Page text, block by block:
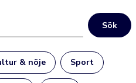
Sök
& nöje Sport